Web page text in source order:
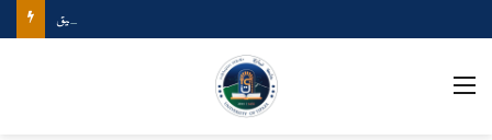
ملتقى وطني بعنوان: المصطلحية والذكاء الصناعي حدود التلاقي وإجراءات التطبيق